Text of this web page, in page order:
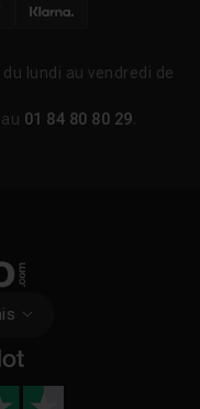
lundi au vendredi de
01 84 80 80 29